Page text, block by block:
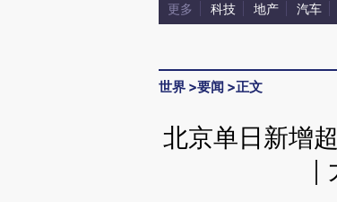
更多 科技 地产 汽车
世界 >要闻 >正文
北京单日新增